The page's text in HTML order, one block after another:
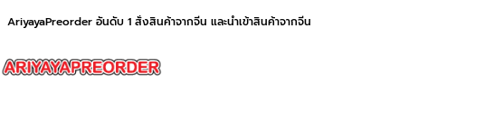
AriyayaPreorder อันดับ 1 สั่งสินค้าจากจีน และนำเข้าสินค้าจากจีน